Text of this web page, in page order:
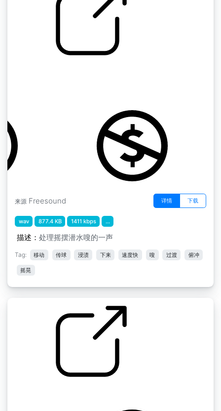
来源 Freesound 详情 下载
wav 877.4 KB 1411 kbps ...
描述： 处理摇摆潜水嗖的一声
Tag: 移动 传球 浸渍 下来 速度快 嗖 过渡 俯冲
摇晃